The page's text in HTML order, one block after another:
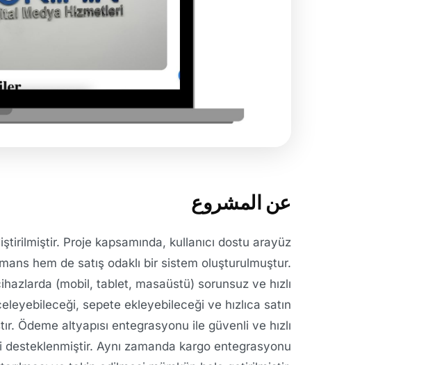
عن المشروع
Proje kapsamında, kullanıcı dostu arayüz
hem de satış odaklı bir sistem oluşturulmuştur.
(mobil, tablet, masaüstü) sorunsuz ve hızlı
sepete ekleyebileceği ve hızlıca satın
Ödeme altyapısı entegrasyonu ile güvenli ve hızlı
Aynı zamanda kargo entegrasyonu